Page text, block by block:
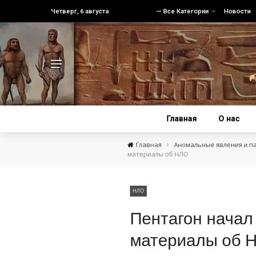
Четверг, 6 августа — Все Категории Новости
Главная О нас
Главная › Аномальные явления и
материалы об НЛО
НЛО
Пентагон
материалы об